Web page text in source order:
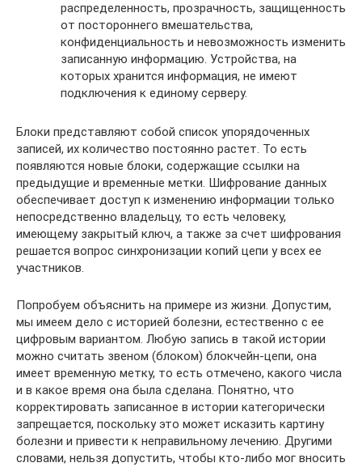
распределенность, прозрачность, защищенность
от постороннего вмешательства,
конфиденциальность и невозможность изменить
записанную информацию. Устройства, на
которых хранится информация, не имеют
подключения к единому серверу.
Блоки представляют собой список упорядоченных
записей, их количество постоянно растет. То есть
появляются новые блоки, содержащие ссылки на
предыдущие и временные метки. Шифрование данных
обеспечивает доступ к изменению информации только
непосредственно владельцу, то есть человеку,
имеющему закрытый ключ, а также за счет шифрования
решается вопрос синхронизации копий цепи у всех ее
участников.
Попробуем объяснить на примере из жизни. Допустим,
мы имеем дело с историей болезни, естественно с ее
цифровым вариантом. Любую запись в такой истории
можно считать звеном (блоком) блокчейн-цепи, она
имеет временную метку, то есть отмечено, какого числа
и в какое время она была сделана. Понятно, что
корректировать записанное в истории категорически
запрещается, поскольку это может исказить картину
болезни и привести к неправильному лечению. Другими
словами, нельзя допустить, чтобы кто-либо мог вносить